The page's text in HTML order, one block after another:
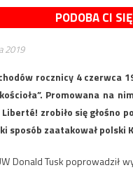
PODOBA CI
2019
rocznicy 4 czerwca
Promowana na
zrobiło się głośno
sposób zaatakował polski
Donald Tusk poprowadził